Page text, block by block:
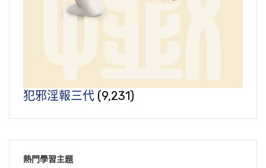
犯邪淫報三代 (9,231)
熱門學習主題